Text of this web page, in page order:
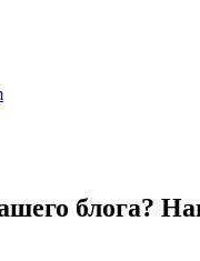
блога?